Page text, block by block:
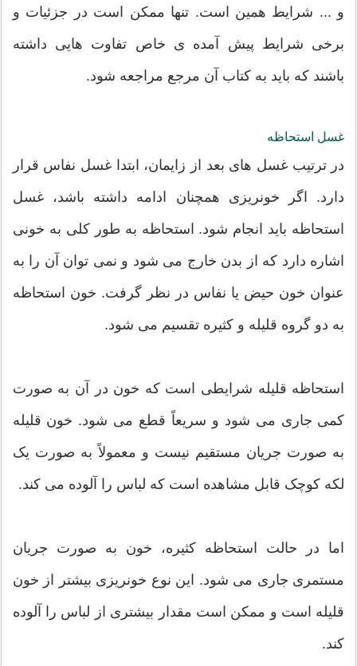
و ... شرایط همین است. تنها ممکن است در جزئیات و
برخی شرایط پیش آمده ی خاص تفاوت هایی داشته
باشند که باید به کتاب آن مرجع مراجعه شود.
غسل استحاظه
در ترتیب غسل های بعد از زایمان، ابتدا غسل نفاس قرار
دارد. اگر خونریزی همچنان ادامه داشته باشد، غسل
استحاظه باید انجام شود. استحاظه به طور کلی به خونی
اشاره دارد که از بدن خارج می شود و نمی توان آن را به
عنوان خون حیض یا نفاس در نظر گرفت. خون استحاظه
به دو گروه قلیله و کثیره تقسیم می شود.
استحاظه قلیله شرایطی است که خون در آن به صورت
کمی جاری می شود و سریعاً قطع می شود. خون قلیله
به صورت جریان مستقیم نیست و معمولاً به صورت یک
لکه کوچک قابل مشاهده است که لباس را آلوده می کند.
اما در حالت استحاظه کثیره، خون به صورت جریان
مستمری جاری می شود. این نوع خونریزی بیشتر از خون
قلیله است و ممکن است مقدار بیشتری از لباس را آلوده
کند.